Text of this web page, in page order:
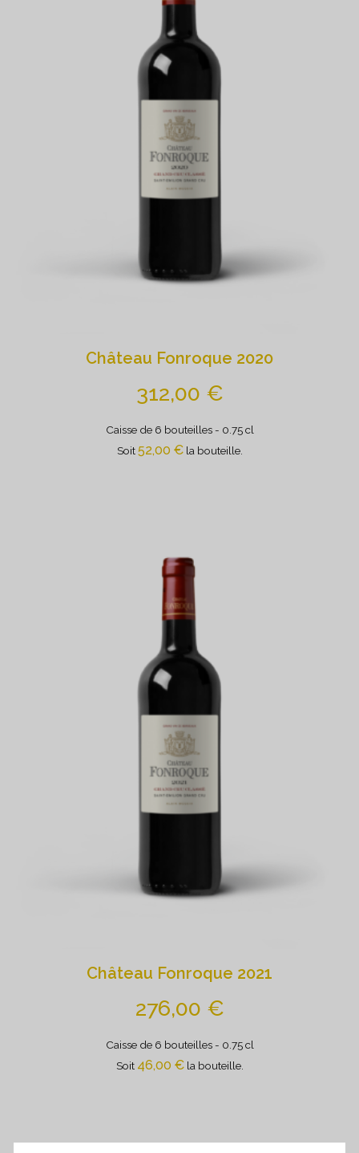
Château Fonroque 2020
312,00 €
Caisse de 6 bouteilles- 0.75 cl
Soit52,00 €la bouteille.
Château Fonroque 2021
276,00 €
Caisse de 6 bouteilles- 0.75 cl
Soit 46,00 €la bouteille.